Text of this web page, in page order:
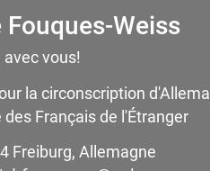
Weiss
avec vous!
la circonscription
Français de l'Étranger
Freiburg, Allemagne